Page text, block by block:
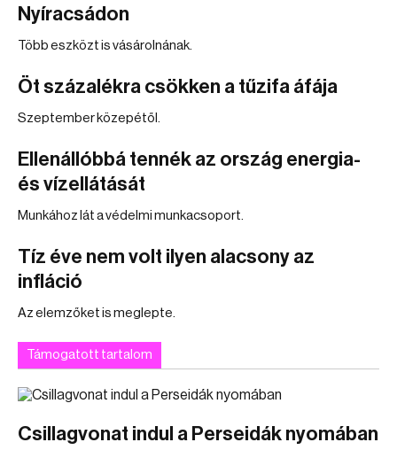
Nyíracsádon
Több eszközt is vásárolnának.
Öt százalékra csökken a tűzifa áfája
Szeptember közepétől.
Ellenállóbbá tennék az ország energia-
és vízellátását
Munkához lát a védelmi munkacsoport.
Tíz éve nem volt ilyen alacsony az
infláció
Az elemzőket is meglepte.
Támogatott tartalom
Csillagvonat indul a Perseidák nyomában